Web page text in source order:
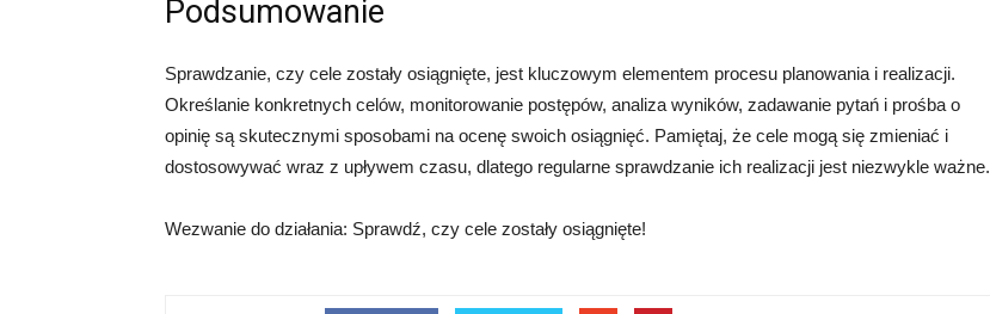
Podsumowanie
Sprawdzanie, czy cele zostały osiągnięte, jest kluczowym elementem procesu planowania i realizacji.
Określanie konkretnych celów, monitorowanie postępów, analiza wyników, zadawanie pytań i prośba o
opinię są skutecznymi sposobami na ocenę swoich osiągnięć. Pamiętaj, że cele mogą się zmieniać i
dostosowywać wraz z upływem czasu, dlatego regularne sprawdzanie ich realizacji jest niezwykle ważne.
Wezwanie do działania: Sprawdź, czy cele zostały osiągnięte!